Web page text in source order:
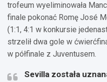
trofeum wyeliminowała
finale pokonać Romę José
(1:1, 4:1 w konkursie
strzelił dwa gole w
w półfinale z Juventusem.
Sevilla została